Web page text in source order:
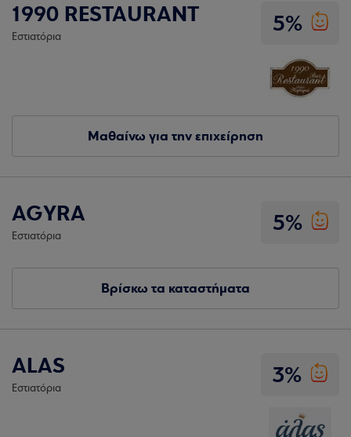
5%
1990 RESTAURANT
Εστιατόρια
Μαθαίνω για την επιχείρηση
5%
AGYRA
Εστιατόρια
Βρίσκω τα καταστήματα
3%
ALAS
Εστιατόρια